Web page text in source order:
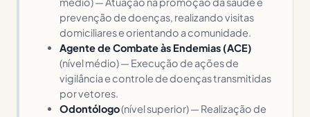
prevenção de doenças, realizando visitas
domiciliares e orientando a comunidade.
Agente de Combate às Endemias (ACE)
(nível médio) — Execução de ações de
vigilância e controle de doenças transmitidas
por vetores.
Odontólogo(nível superior) — Realização de